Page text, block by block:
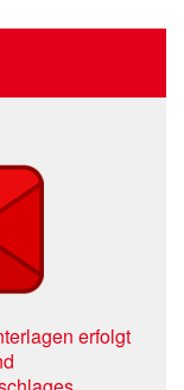
erfolgt